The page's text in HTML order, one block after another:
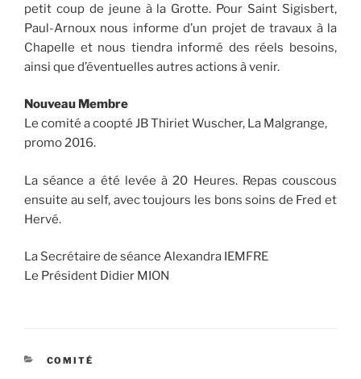
petit coup de jeune à la Grotte. Pour Saint Sigisbert,
Paul-Arnoux nous informe d’un projet de travaux à la
Chapelle et nous tiendra informé des réels besoins,
ainsi que d’éventuelles autres actions à venir.
Nouveau Membre
Le comité a coopté JB Thiriet Wuscher, La Malgrange,
promo 2016.
La séance a été levée à 20 Heures. Repas couscous
ensuite au self, avec toujours les bons soins de Fred et
Hervé.
La Secrétaire de séance Alexandra IEMFRE
Le Président Didier MION
CATÉGORIES
COMITÉ